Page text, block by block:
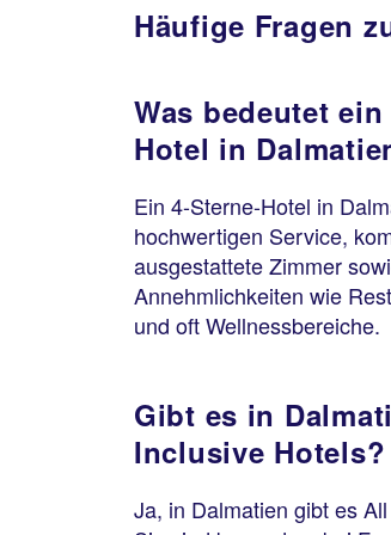
Häufige Fragen
Was bedeutet
Hotel in
Ein 4-Sterne-Hotel in
hochwertigen Service,
ausgestattete Zimmer
Annehmlichkeiten wie
und oft Wellnessbereiche.
Gibt es in
Inclusive Hotels?
Ja, in Dalmatien gibt es